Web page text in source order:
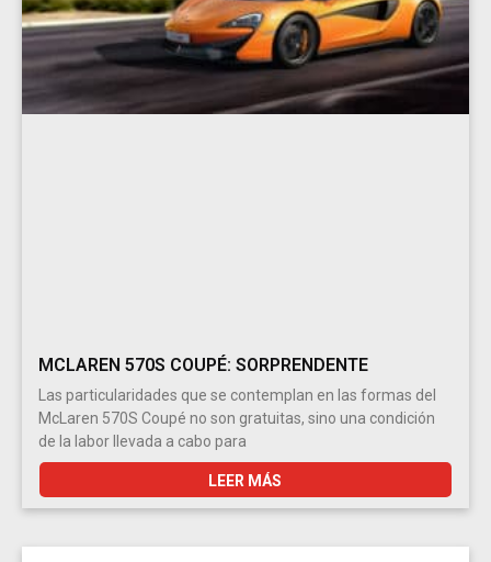
MCLAREN 570S COUPÉ: SORPRENDENTE
Las particularidades que se contemplan en las formas del
McLaren 570S Coupé no son gratuitas, sino una condición
de la labor llevada a cabo para
LEER MÁS